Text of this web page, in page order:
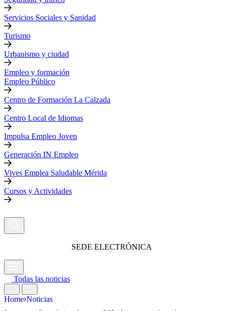
Servicios Sociales y Sanidad
Turismo
Urbanismo y ciudad
Empleo y formación
Empleo Público
Centro de Formación La Calzada
Centro Local de Idiomas
Impulsa Empleo Joven
Generación IN Empleo
Vives Emplea Saludable Mérida
Cursos y Actividades
SEDE ELECTRÓNICA
Todas las noticias
Home Noticias